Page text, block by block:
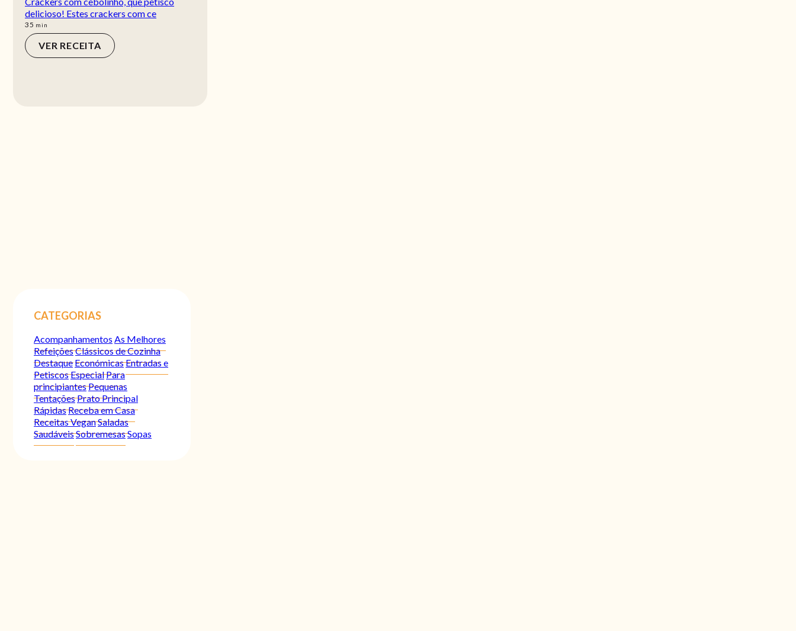
delicioso! Estes crackers com ce
35 min
min
VER RECEITA
CATEGORIAS
Acompanhamentos As Melhores
RefeiçõesClássicos de Cozinha
Destaque EconómicasEntradas e
PetiscosEspecialPara
principiantesPequenas
TentaçõesPrato Principal
RápidasReceba em Casa
Receitas VeganSaladas
SaudáveisSobremesasSopas